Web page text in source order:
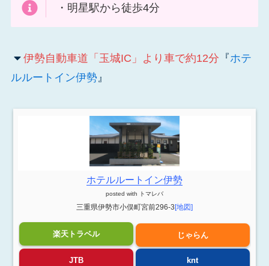
・明星駅から徒歩4分
伊勢自動車道「玉城IC」より車で約12分 『ホテ
ルルートイン伊勢 』
ホテルルートイン伊勢
posted with トマレバ
三重県伊勢市小俣町宮前296-3 [地図]
楽天トラベル じゃらん
JTB knt